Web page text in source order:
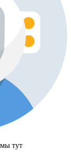
тут